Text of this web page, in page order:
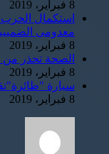
8 فبراير، 2019
استكمال الحرب
معدومى
8 فبراير، 2019
الصحة تحذر من 13 دواءً ومستحضرًا للتجميل بالأسواق
8 فبراير، 2019
سيارة
8 فبراير، 2019